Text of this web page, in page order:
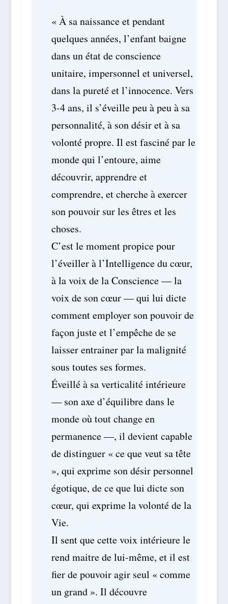
« À sa naissance et pendant
quelques années, l’enfant baigne
dans un état de conscience
unitaire, impersonnel et universel,
dans la pureté et l’innocence. Vers
3-4 ans, il s’éveille peu à peu à sa
personnalité, à son désir et à sa
volonté propre. Il est fasciné par le
monde qui l’entoure, aime
découvrir, apprendre et
comprendre, et cherche à exercer
son pouvoir sur les êtres et les
choses.
C’est le moment propice pour
l’éveiller à l’Intelligence du cœur,
à la voix de la Conscience — la
voix de son cœur — qui lui dicte
comment employer son pouvoir de
façon juste et l’empêche de se
laisser entrainer par la malignité
sous toutes ses formes.
Éveillé à sa verticalité intérieure
— son axe d’équilibre dans le
monde où tout change en
permanence —, il devient capable
de distinguer « ce que veut sa tête
», qui exprime son désir personnel
égotique, de ce que lui dicte son
cœur, qui exprime la volonté de la
Vie.
Il sent que cette voix intérieure le
rend maitre de lui-même, et il est
fier de pouvoir agir seul « comme
un grand ». Il découvre